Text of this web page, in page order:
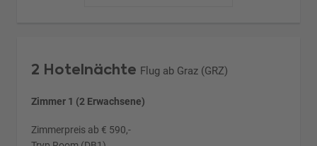
2 Hotelnächte Flug ab Graz (GRZ)
Zimmer 1 (2 Erwachsene)
Zimmerpreis ab € 590,-